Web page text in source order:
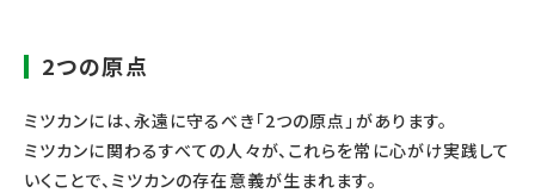
2つの原点
ミツカンには、永遠に守るべき「2つの原点」があります。
ミツカンに関わるすべての人々が、これらを常に心がけ実践して
いくことで、ミツカンの存在意義が生まれます。